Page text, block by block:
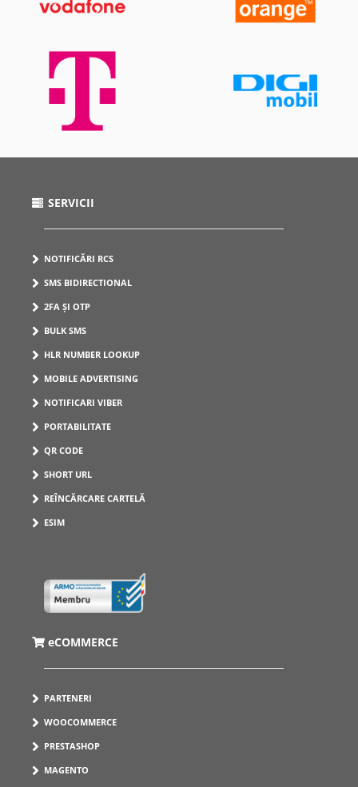
SERVICII
NOTIFICĂRI RCS
SMS BIDIRECTIONAL
2FA ȘI OTP
BULK SMS
HLR NUMBER LOOKUP
MOBILE ADVERTISING
NOTIFICARI VIBER
PORTABILITATE
QR CODE
SHORT URL
REÎNCĂRCARE CARTELĂ
ESIM
eCOMMERCE
PARTENERI
WOOCOMMERCE
PRESTASHOP
MAGENTO